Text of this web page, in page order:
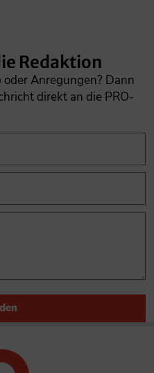
Redaktion
oder Anregungen? Dann
direkt an die PRO-